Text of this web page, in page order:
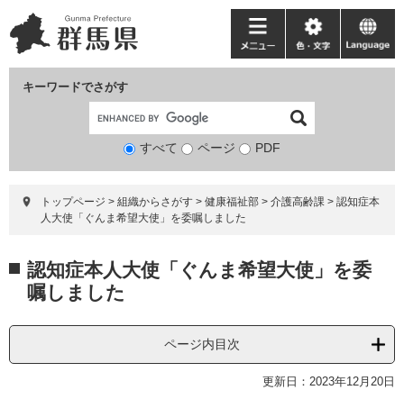
ー
ジ
ニ
ュ
て
キーワードでさがす
検
象
すべて ページ PDF
メ
ニ
ー
色・
文
language
トップページ > 組織からさがす > 健康福祉部 > 介護高齢課 > 認知症本
人大使「ぐんま希望大使」を委嘱しました
文 認知症本人大使「ぐんま希望大使」を委
嘱しました
ページ内目次
更新日：2023年12月20日